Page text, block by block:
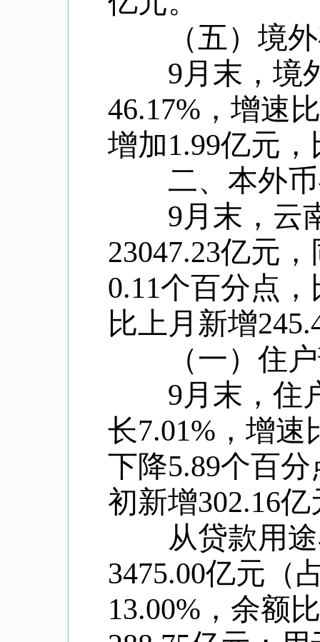
（五）境外
9月末，境
46.17% ，增速
增加1.99亿元，
二、本外币
9月末，云
23047.23亿元，
0.11个百分点
比上月新增
（一）住户
9月末，住
长7.01% ，增
下降5.89个百分
初新增302.16亿
从贷款用途
3475.00亿元（
13.00% ，余额